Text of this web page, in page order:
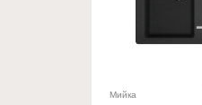
Мийка